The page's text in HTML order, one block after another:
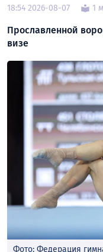
18:54 2026-08-07 1
Прославленной
визе
Фото: Федерация